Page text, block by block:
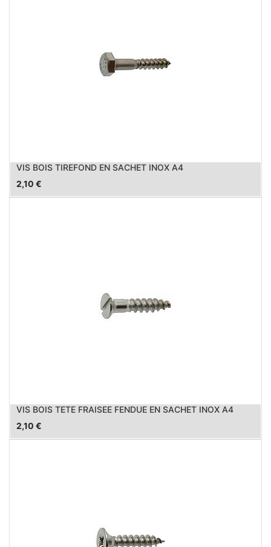
VIS BOIS TIREFOND EN SACHET INOX A4
2,10 €
VIS BOIS TETE FRAISEE FENDUE EN SACHET INOX A4
2,10 €